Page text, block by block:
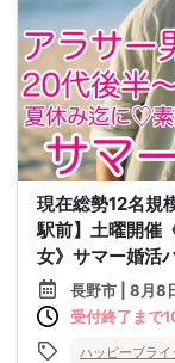
現在総勢12名規
駅前】土曜開催
女》サマー婚活
長野市 | 8月8
受付終了まで
ハッピーブライ